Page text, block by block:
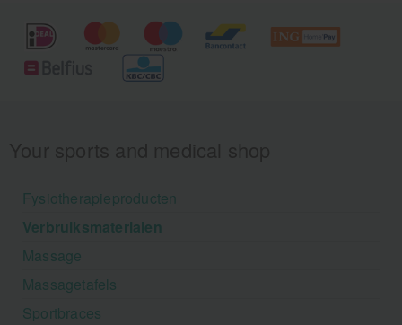
Fysiotherapieproducten
Verbruiksmaterialen
Massage
Massagetafels
Sportbraces